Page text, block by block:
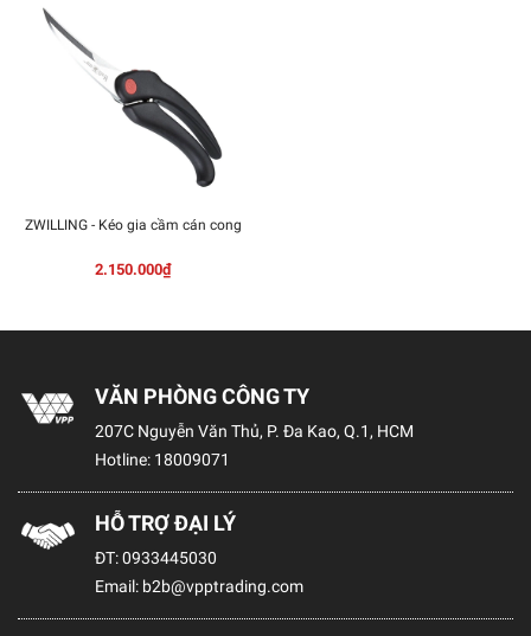
ZWILLING - Kéo gia cầm cán cong
2.150.000₫
VĂN PHÒNG CÔNG TY
207C Nguyễn Văn Thủ, P. Đa Kao, Q.1, HCM
Hotline: 18009071
HỖ TRỢ ĐẠI LÝ
ĐT:0933445030
Email: b2b@vpptrading.com